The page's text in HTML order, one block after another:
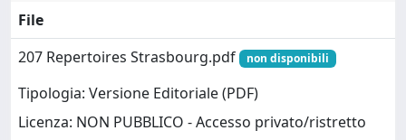
File
207 Repertoires Strasbourg.pdf
non disponibili
Tipologia: Versione Editoriale (PDF)
Licenza: NON PUBBLICO - Accesso privato/ristretto